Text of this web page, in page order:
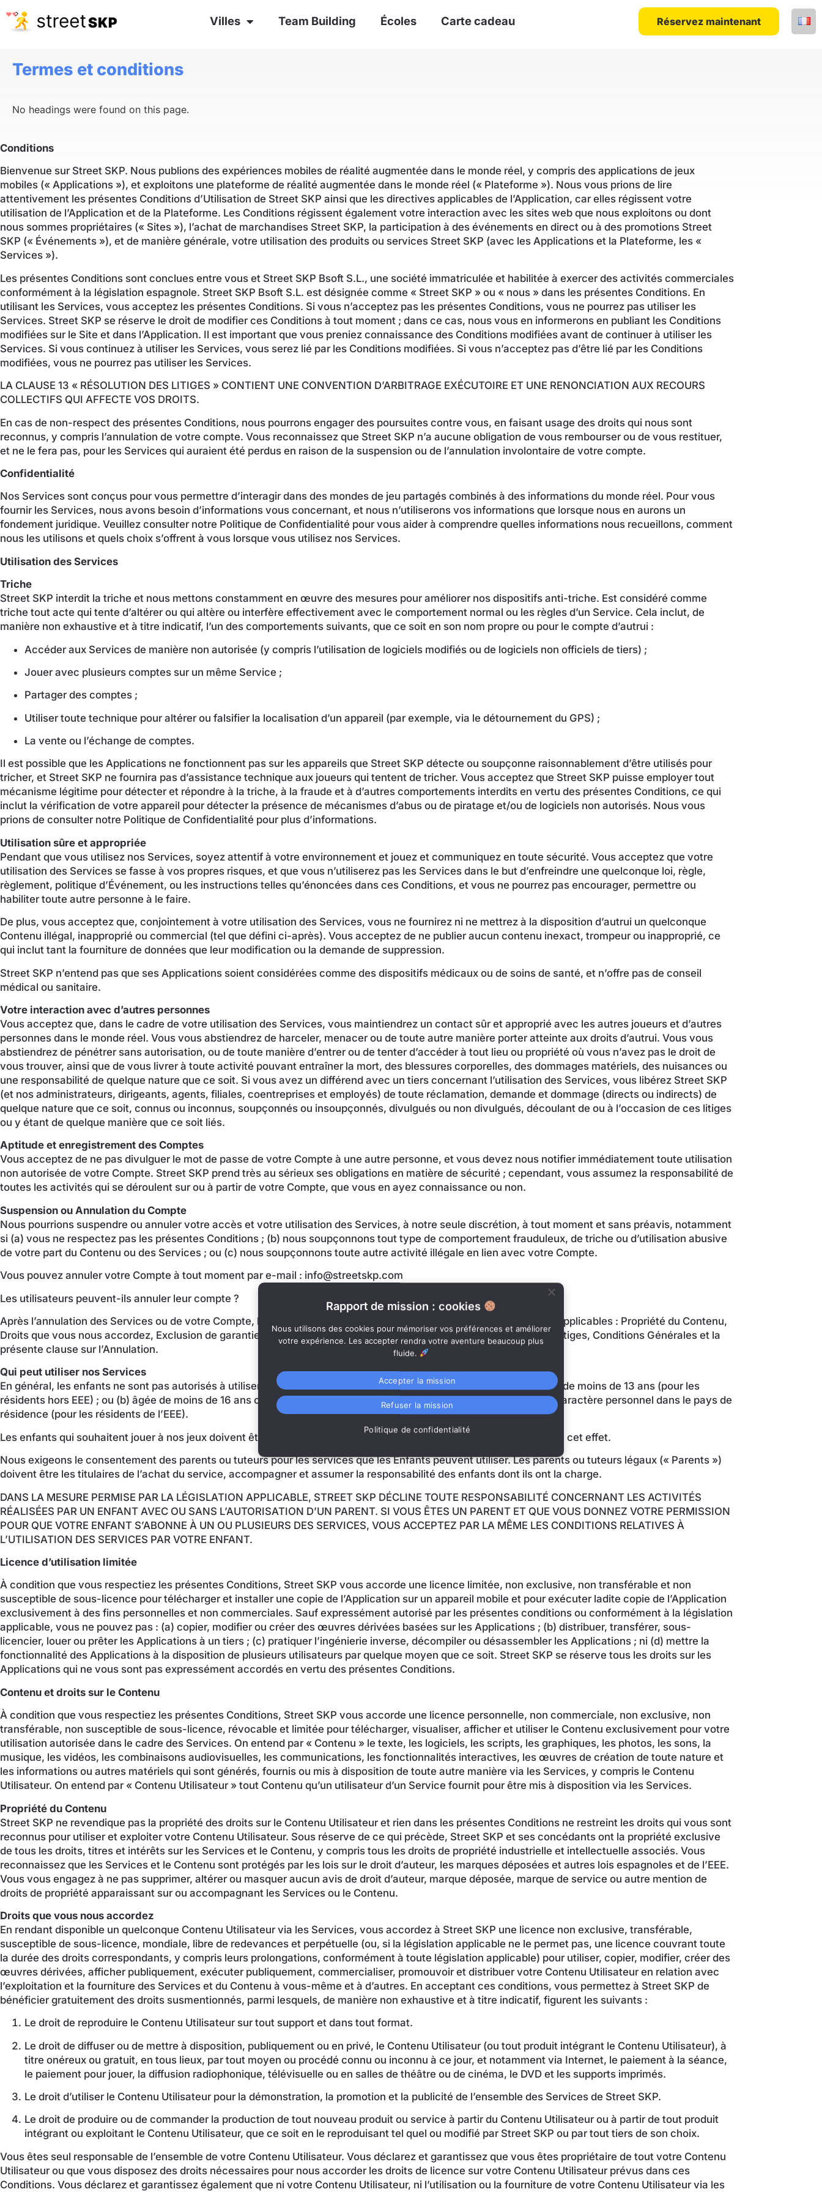
Villes Team Building Écoles Carte cadeau Réservez maintenant
Termes et conditions
No headings were found on this page.
Conditions
Bienvenue sur Street SKP. Nous publions des expériences mobiles de réalité augmentée dans le monde réel, y compris des applications de jeux
mobiles (« Applications »), et exploitons une plateforme de réalité augmentée dans le monde réel (« Plateforme »). Nous vous prions de lire
attentivement les présentes Conditions d’Utilisation de Street SKP ainsi que les directives applicables de l’Application, car elles régissent votre
utilisation de l’Application et de la Plateforme. Les Conditions régissent également votre interaction avec les sites web que nous exploitons ou dont
nous sommes propriétaires (« Sites »), l’achat de marchandises Street SKP, la participation à des événements en direct ou à des promotions Street
SKP (« Événements »), et de manière générale, votre utilisation des produits ou services Street SKP (avec les Applications et la Plateforme, les «
Services »).
Les présentes Conditions sont conclues entre vous et Street SKP Bsoft S.L., une société immatriculée et habilitée à exercer des activités commerciales
conformément à la législation espagnole. Street SKP Bsoft S.L. est désignée comme « Street SKP » ou « nous » dans les présentes Conditions. En
utilisant les Services, vous acceptez les présentes Conditions. Si vous n’acceptez pas les présentes Conditions, vous ne pourrez pas utiliser les
Services. Street SKP se réserve le droit de modifier ces Conditions à tout moment ; dans ce cas, nous vous en informerons en publiant les Conditions
modifiées sur le Site et dans l’Application. Il est important que vous preniez connaissance des Conditions modifiées avant de continuer à utiliser les
Services. Si vous continuez à utiliser les Services, vous serez lié par les Conditions modifiées. Si vous n’acceptez pas d’être lié par les Conditions
modifiées, vous ne pourrez pas utiliser les Services.
LA CLAUSE 13 « RÉSOLUTION DES LITIGES » CONTIENT UNE CONVENTION D’ARBITRAGE EXÉCUTOIRE ET UNE RENONCIATION AUX RECOURS
COLLECTIFS QUI AFFECTE VOS DROITS.
En cas de non-respect des présentes Conditions, nous pourrons engager des poursuites contre vous, en faisant usage des droits qui nous sont
reconnus, y compris l’annulation de votre compte. Vous reconnaissez que Street SKP n’a aucune obligation de vous rembourser ou de vous restituer,
et ne le fera pas, pour les Services qui auraient été perdus en raison de la suspension ou de l’annulation involontaire de votre compte.
Confidentialité
Nos Services sont conçus pour vous permettre d’interagir dans des mondes de jeu partagés combinés à des informations du monde réel. Pour vous
fournir les Services, nous avons besoin d’informations vous concernant, et nous n’utiliserons vos informations que lorsque nous en aurons un
fondement juridique. Veuillez consulter notre Politique de Confidentialité pour vous aider à comprendre quelles informations nous recueillons, comment
nous les utilisons et quels choix s’offrent à vous lorsque vous utilisez nos Services.
Utilisation des Services
Triche
Street SKP interdit la triche et nous mettons constamment en œuvre des mesures pour améliorer nos dispositifs anti-triche. Est considéré comme
triche tout acte qui tente d’altérer ou qui altère ou interfère effectivement avec le comportement normal ou les règles d’un Service. Cela inclut, de
manière non exhaustive et à titre indicatif, l’un des comportements suivants, que ce soit en son nom propre ou pour le compte d’autrui :
Accéder aux Services de manière non autorisée (y compris l’utilisation de logiciels modifiés ou de logiciels non officiels de tiers) ;
Jouer avec plusieurs comptes sur un même Service ;
Partager des comptes ;
Utiliser toute technique pour altérer ou falsifier la localisation d’un appareil (par exemple, via le détournement du GPS) ;
La vente ou l’échange de comptes.
Il est possible que les Applications ne fonctionnent pas sur les appareils que Street SKP détecte ou soupçonne raisonnablement d’être utilisés pour
tricher, et Street SKP ne fournira pas d’assistance technique aux joueurs qui tentent de tricher. Vous acceptez que Street SKP puisse employer tout
mécanisme légitime pour détecter et répondre à la triche, à la fraude et à d’autres comportements interdits en vertu des présentes Conditions, ce qui
inclut la vérification de votre appareil pour détecter la présence de mécanismes d’abus ou de piratage et/ou de logiciels non autorisés. Nous vous
prions de consulter notre Politique de Confidentialité pour plus d’informations.
Utilisation sûre et appropriée
Pendant que vous utilisez nos Services, soyez attentif à votre environnement et jouez et communiquez en toute sécurité. Vous acceptez que votre
utilisation des Services se fasse à vos propres risques, et que vous n’utiliserez pas les Services dans le but d’enfreindre une quelconque loi, règle,
règlement, politique d’Événement, ou les instructions telles qu’énoncées dans ces Conditions, et vous ne pourrez pas encourager, permettre ou
habiliter toute autre personne à le faire.
De plus, vous acceptez que, conjointement à votre utilisation des Services, vous ne fournirez ni ne mettrez à la disposition d’autrui un quelconque
Contenu illégal, inapproprié ou commercial (tel que défini ci-après). Vous acceptez de ne publier aucun contenu inexact, trompeur ou inapproprié, ce
qui inclut tant la fourniture de données que leur modification ou la demande de suppression.
Street SKP n’entend pas que ses Applications soient considérées comme des dispositifs médicaux ou de soins de santé, et n’offre pas de conseil
médical ou sanitaire.
Votre interaction avec d’autres personnes
Vous acceptez que, dans le cadre de votre utilisation des Services, vous maintiendrez un contact sûr et approprié avec les autres joueurs et d’autres
personnes dans le monde réel. Vous vous abstiendrez de harceler, menacer ou de toute autre manière porter atteinte aux droits d’autrui. Vous vous
abstiendrez de pénétrer sans autorisation, ou de toute manière d’entrer ou de tenter d’accéder à tout lieu ou propriété où vous n’avez pas le droit de
vous trouver, ainsi que de vous livrer à toute activité pouvant entraîner la mort, des blessures corporelles, des dommages matériels, des nuisances ou
une responsabilité de quelque nature que ce soit. Si vous avez un différend avec un tiers concernant l’utilisation des Services, vous libérez Street SKP
(et nos administrateurs, dirigeants, agents, filiales, coentreprises et employés) de toute réclamation, demande et dommage (directs ou indirects) de
quelque nature que ce soit, connus ou inconnus, soupçonnés ou insoupçonnés, divulgués ou non divulgués, découlant de ou à l’occasion de ces litiges
ou y étant de quelque manière que ce soit liés.
Aptitude et enregistrement des Comptes
Vous acceptez de ne pas divulguer le mot de passe de votre Compte à une autre personne, et vous devez nous notifier immédiatement toute utilisation
non autorisée de votre Compte. Street SKP prend très au sérieux ses obligations en matière de sécurité ; cependant, vous assumez la responsabilité de
toutes les activités qui se déroulent sur ou à partir de votre Compte, que vous en ayez connaissance ou non.
Suspension ou Annulation du Compte
Nous pourrions suspendre ou annuler votre accès et votre utilisation des Services, à notre seule discrétion, à tout moment et sans préavis, notamment
si (a) vous ne respectez pas les présentes Conditions ; (b) nous soupçonnons tout type de comportement frauduleux, de triche ou d’utilisation abusive
de votre part du Contenu ou des Services ; ou (c) nous soupçonnons toute autre activité illégale en lien avec votre Compte.
Vous pouvez annuler votre Compte à tout moment par e-mail : info@streetskp.com
Les utilisateurs peuvent-ils annuler leur compte ?
Après l’annulation des Services ou de votre Compte, les dispositions suivantes des présentes Conditions resteront applicables : Propriété du Contenu,
Droits que vous nous accordez, Exclusion de garanties, Indemnisation, Limitation de responsabilité, Résolution des litiges, Conditions Générales et la
présente clause sur l’Annulation.
Qui peut utiliser nos Services
En général, les enfants ne sont pas autorisés à utiliser les Services. On entend par « Enfant » une personne (a) âgée de moins de 13 ans (pour les
résidents hors EEE) ; ou (b) âgée de moins de 16 ans ou de l’âge requis pour consentir au traitement des données à caractère personnel dans le pays de
résidence (pour les résidents de l’EEE).
Les enfants qui souhaitent jouer à nos jeux doivent être accompagnés et supervisés par un adulte dûment autorisé à cet effet.
Nous exigeons le consentement des parents ou tuteurs pour les services que les Enfants peuvent utiliser. Les parents ou tuteurs légaux (« Parents »)
doivent être les titulaires de l’achat du service, accompagner et assumer la responsabilité des enfants dont ils ont la charge.
DANS LA MESURE PERMISE PAR LA LÉGISLATION APPLICABLE, STREET SKP DÉCLINE TOUTE RESPONSABILITÉ CONCERNANT LES ACTIVITÉS
RÉALISÉES PAR UN ENFANT AVEC OU SANS L’AUTORISATION D’UN PARENT. SI VOUS ÊTES UN PARENT ET QUE VOUS DONNEZ VOTRE PERMISSION
POUR QUE VOTRE ENFANT S’ABONNE À UN OU PLUSIEURS DES SERVICES, VOUS ACCEPTEZ PAR LA MÊME LES CONDITIONS RELATIVES À
L’UTILISATION DES SERVICES PAR VOTRE ENFANT.
Licence d’utilisation limitée
À condition que vous respectiez les présentes Conditions, Street SKP vous accorde une licence limitée, non exclusive, non transférable et non
susceptible de sous-licence pour télécharger et installer une copie de l’Application sur un appareil mobile et pour exécuter ladite copie de l’Application
exclusivement à des fins personnelles et non commerciales. Sauf expressément autorisé par les présentes conditions ou conformément à la législation
applicable, vous ne pouvez pas : (a) copier, modifier ou créer des œuvres dérivées basées sur les Applications ; (b) distribuer, transférer, sous-
licencier, louer ou prêter les Applications à un tiers ; (c) pratiquer l’ingénierie inverse, décompiler ou désassembler les Applications ; ni (d) mettre la
fonctionnalité des Applications à la disposition de plusieurs utilisateurs par quelque moyen que ce soit. Street SKP se réserve tous les droits sur les
Applications qui ne vous sont pas expressément accordés en vertu des présentes Conditions.
Contenu et droits sur le Contenu
À condition que vous respectiez les présentes Conditions, Street SKP vous accorde une licence personnelle, non commerciale, non exclusive, non
transférable, non susceptible de sous-licence, révocable et limitée pour télécharger, visualiser, afficher et utiliser le Contenu exclusivement pour votre
utilisation autorisée dans le cadre des Services. On entend par « Contenu » le texte, les logiciels, les scripts, les graphiques, les photos, les sons, la
musique, les vidéos, les combinaisons audiovisuelles, les communications, les fonctionnalités interactives, les œuvres de création de toute nature et
les informations ou autres matériels qui sont générés, fournis ou mis à disposition de toute autre manière via les Services, y compris le Contenu
Utilisateur. On entend par « Contenu Utilisateur » tout Contenu qu’un utilisateur d’un Service fournit pour être mis à disposition via les Services.
Propriété du Contenu
Street SKP ne revendique pas la propriété des droits sur le Contenu Utilisateur et rien dans les présentes Conditions ne restreint les droits qui vous sont
reconnus pour utiliser et exploiter votre Contenu Utilisateur. Sous réserve de ce qui précède, Street SKP et ses concédants ont la propriété exclusive
de tous les droits, titres et intérêts sur les Services et le Contenu, y compris tous les droits de propriété industrielle et intellectuelle associés. Vous
reconnaissez que les Services et le Contenu sont protégés par les lois sur le droit d’auteur, les marques déposées et autres lois espagnoles et de l’EEE.
Vous vous engagez à ne pas supprimer, altérer ou masquer aucun avis de droit d’auteur, marque déposée, marque de service ou autre mention de
droits de propriété apparaissant sur ou accompagnant les Services ou le Contenu.
Droits que vous nous accordez
En rendant disponible un quelconque Contenu Utilisateur via les Services, vous accordez à Street SKP une licence non exclusive, transférable,
susceptible de sous-licence, mondiale, libre de redevances et perpétuelle (ou, si la législation applicable ne le permet pas, une licence couvrant toute
la durée des droits correspondants, y compris leurs prolongations, conformément à toute législation applicable) pour utiliser, copier, modifier, créer des
œuvres dérivées, afficher publiquement, exécuter publiquement, commercialiser, promouvoir et distribuer votre Contenu Utilisateur en relation avec
l’exploitation et la fourniture des Services et du Contenu à vous-même et à d’autres. En acceptant ces conditions, vous permettez à Street SKP de
bénéficier gratuitement des droits susmentionnés, parmi lesquels, de manière non exhaustive et à titre indicatif, figurent les suivants :
Le droit de reproduire le Contenu Utilisateur sur tout support et dans tout format.
Le droit de diffuser ou de mettre à disposition, publiquement ou en privé, le Contenu Utilisateur (ou tout produit intégrant le Contenu Utilisateur), à
titre onéreux ou gratuit, en tous lieux, par tout moyen ou procédé connu ou inconnu à ce jour, et notamment via Internet, le paiement à la séance,
le paiement pour jouer, la diffusion radiophonique, télévisuelle ou en salles de théâtre ou de cinéma, le DVD et les supports imprimés.
Le droit d’utiliser le Contenu Utilisateur pour la démonstration, la promotion et la publicité de l’ensemble des Services de Street SKP.
Le droit de produire ou de commander la production de tout nouveau produit ou service à partir du Contenu Utilisateur ou à partir de tout produit
intégrant ou exploitant le Contenu Utilisateur, que ce soit en le reproduisant tel quel ou modifié par Street SKP ou par tout tiers de son choix.
Vous êtes seul responsable de l’ensemble de votre Contenu Utilisateur. Vous déclarez et garantissez que vous êtes propriétaire de tout votre Contenu
Utilisateur ou que vous disposez des droits nécessaires pour nous accorder les droits de licence sur votre Contenu Utilisateur prévus dans ces
Conditions. Vous déclarez et garantissez également que ni votre Contenu Utilisateur, ni l’utilisation ou la fourniture de votre Contenu Utilisateur via les
Rapport de mission : cookies
Nous utilisons des cookies pour mémoriser vos préférences et améliorer
votre expérience. Les accepter rendra votre aventure beaucoup plus
fluide.
Accepter la mission
Refuser la mission
Politique de confidentialité